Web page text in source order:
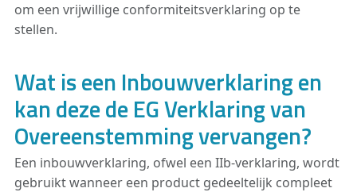
om een vrijwillige conformiteitsverklaring op te
stellen.
Wat is een Inbouwverklaring en
kan deze de EG Verklaring van
Overeenstemming vervangen?
Een inbouwverklaring, ofwel een IIb-verklaring, wordt
gebruikt wanneer een product gedeeltelijk compleet